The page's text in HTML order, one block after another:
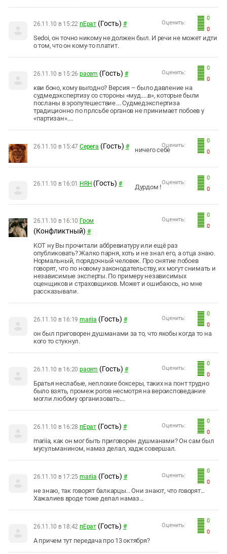
0
0
Оценить:
26.11.10 в 15:22 пЕрат (Гость) #
Sedoi, он точно никому не должен был. И речи не может идти
о том, что он кому-то платит.
0
0
Оценить:
26.11.10 в 15:26 pacem (Гость) #
кви боно, кому выгодно? Версия – было давление на
судмедэкспертизу со стороны «муд.....в», которые были
посланы в эропутешествие.... Судмедэкспертиза
традиционно по прлсьбе органов не принимает побоев у
«партизан»....
0
0
Оценить:
26.11.10 в 15:47 Серега (Гость) # ничего себе
0
0
Оценить:
26.11.10 в 16:01 HRH (Гость) # Дурдом !
0
0
Оценить:
26.11.10 в 16:10 Гром
(Конфликтный) #
KOТ ну Вы прочитали аббревиатуру или ещё раз
опубликовать? Жалко парня, хоть и не знал его, а отца знаю.
Нормальный, порядочный человек. Про снятие побоев
говорят, что по новому законодательству, их могут снимать и
независимые эксперты. По примеру независимых
оценщиков и страховщиков. Может и ошибаюсь, но мне
рассказывали.
0
0
Оценить:
26.11.10 в 16:19 mariia (Гость) #
он был приговорен душманами за то, что якобы когда то на
кого то стукнул.
0
0
Оценить:
26.11.10 в 16:20 pacem (Гость) #
Братья неслабые, неплохие боксеры, таких на понт трудно
было взять, промеж рогов несмотря на вероисповедание
могли любому организовать....
0
0
Оценить:
26.11.10 в 16:28 пЕрат (Гость) #
mariia, как он мог быть приговорен душманами? Он сам был
мусульманином, намаз делал, хадж совершал.
0
0
Оценить:
26.11.10 в 17:25 mariia (Гость) #
не знаю, так говорят балкарцы... Они знают, что говорят...
Хажалиев вроде тоже делал намаз...
0
0
Оценить:
26.11.10 в 18:42 пЕрат (Гость) #
А причем тут передача про 13 октября?